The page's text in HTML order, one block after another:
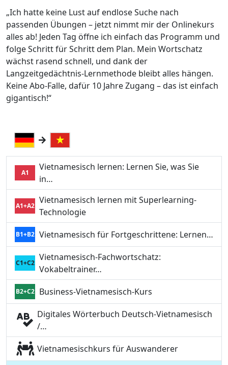
„Ich hatte keine Lust auf endlose Suche nach
passenden Übungen – jetzt nimmt mir der Onlinekurs
alles ab! Jeden Tag öffne ich einfach das Programm und
folge Schritt für Schritt dem Plan. Mein Wortschatz
wächst rasend schnell, und dank der
Langzeitgedächtnis-Lernmethode bleibt alles hängen.
Keine Abo-Falle, dafür 10 Jahre Zugang – das ist einfach
gigantisch!“
A1
Vietnamesisch lernen: Lernen Sie, was Sie
in…
A1+A2
Vietnamesisch lernen mit Superlearning-
Technologie
B1+B2 Vietnamesisch für Fortgeschrittene: Lernen…
C1+C2
Vietnamesisch-Fachwortschatz:
Vokabeltrainer…
B2+C2
Business-Vietnamesisch-Kurs
Digitales Wörterbuch Deutsch-Vietnamesisch
/…
Vietnamesischkurs für Auswanderer